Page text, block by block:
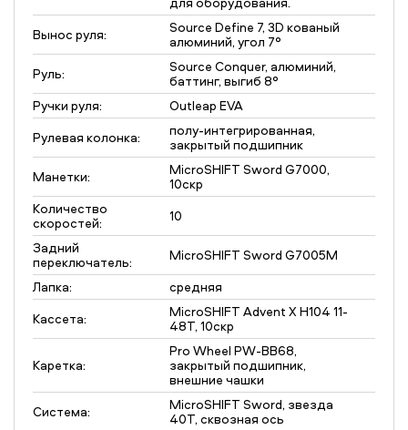
Вынос руля:
Source Define 7, 3D кованый
алюминий, угол 7°
Руль:
Source Conquer, алюминий,
баттинг, выгиб 8°
Ручки руля:
Outleap EVA
Рулевая колонка:
полу-интегрированная,
закрытый подшипник
Манетки:
MicroSHIFT Sword G7000,
10скр
Количество
скоростей:
10
Задний
переключатель:
MicroSHIFT Sword G7005M
Лапка:
средняя
Кассета:
MicroSHIFT Advent X H104 11-
48T, 10скр
Каретка:
Pro Wheel PW-BB68,
закрытый подшипник,
внешние чашки
Система:
MicroSHIFT Sword, звезда
40Т, сквозная ось